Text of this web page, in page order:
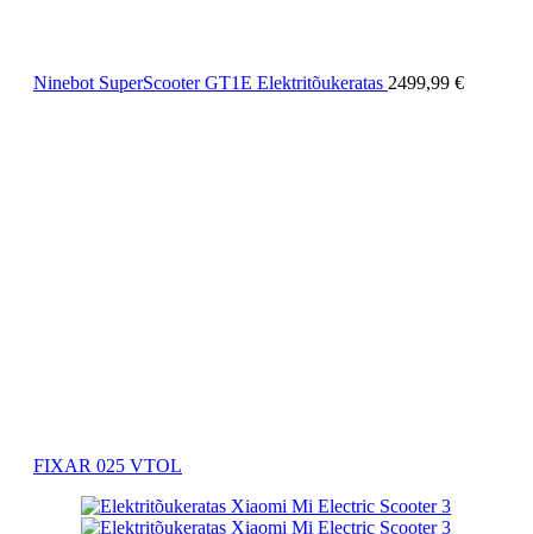
Ninebot SuperScooter GT1E Elektritõukeratas 2499,99 €
FIXAR 025 VTOL